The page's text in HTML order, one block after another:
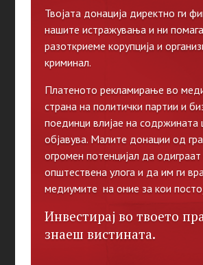
Твојата донација директно ги
нашите истражувања и ни
разоткриеме корупција и
криминал.
Платеното рекламирање во
страна на политички партии и
поединци влијае на содржината
објавува. Малите донации од
огромен потенцијал да
општествена улога и да им ги
медиумите на оние за кои
Инвестирај во твоето
знаеш вистината.